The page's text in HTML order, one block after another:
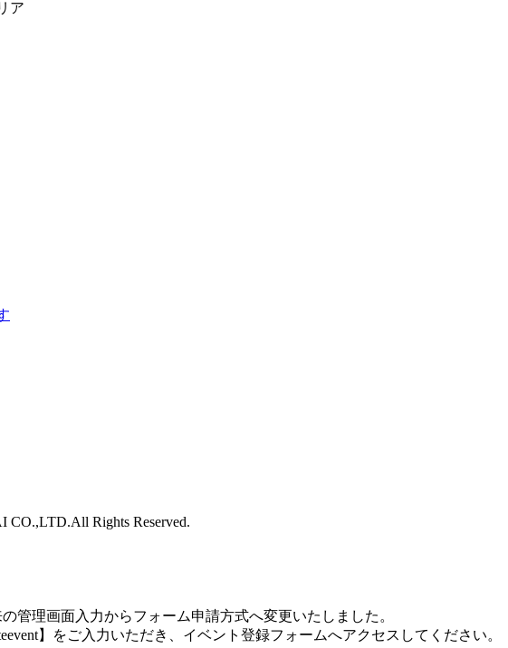
ア
Rights Reserved.
管理画面入力からフォーム申請方式へ変更いたしました。
】をご入力いただき、イベント登録フォームへアクセスしてください。